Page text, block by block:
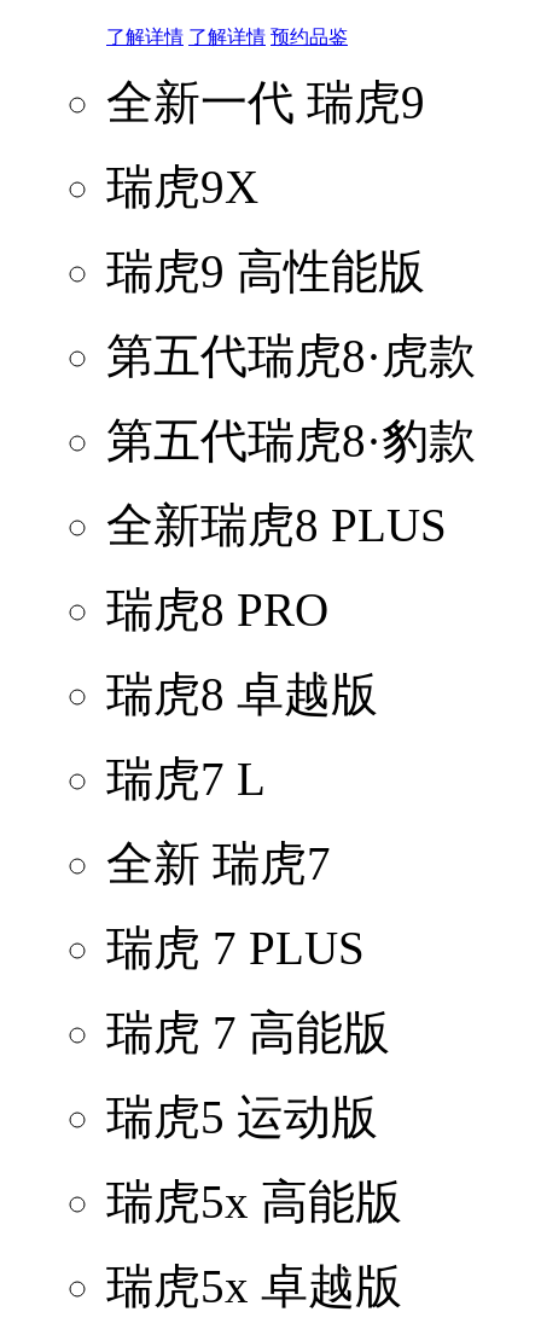
了解详情 了解详情 预约品鉴
全新一代 瑞虎9
瑞虎9X
瑞虎9 高性能版
第五代瑞虎8·虎款
第五代瑞虎8·豹款
全新瑞虎8 PLUS
瑞虎8 PRO
瑞虎8 卓越版
瑞虎7 L
全新 瑞虎7
瑞虎 7 PLUS
瑞虎 7 高能版
瑞虎5 运动版
瑞虎5x 高能版
瑞虎5x 卓越版